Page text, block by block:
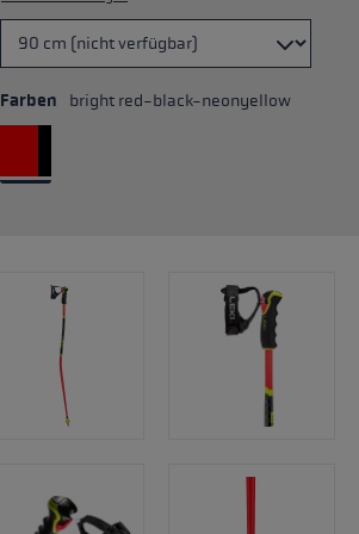
Farben bright red-black-neonyellow